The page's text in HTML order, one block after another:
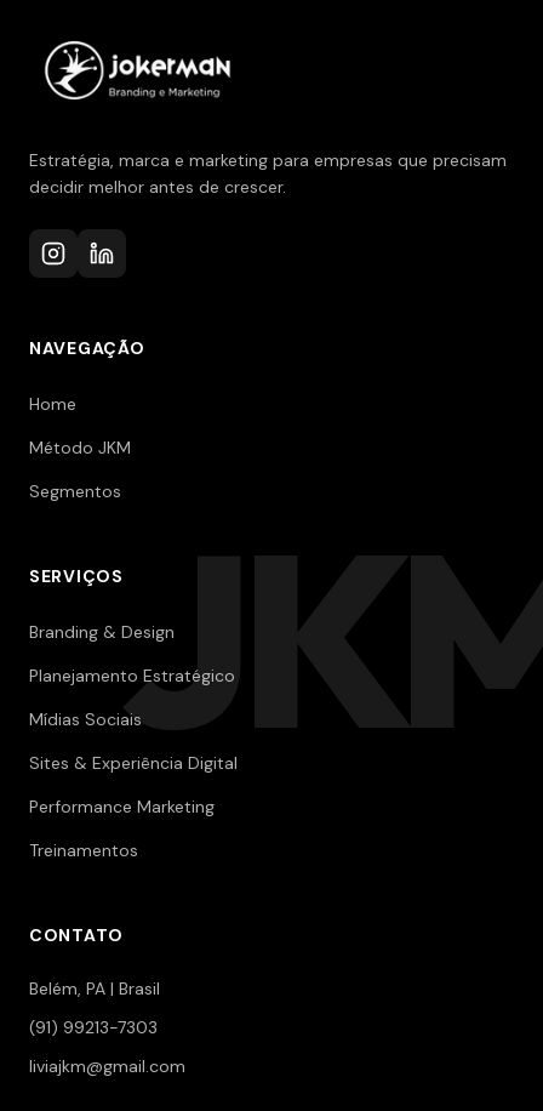
Estratégia, marca e marketing para empresas que precisam
decidir melhor antes de crescer.
NAVEGAÇÃO
Home
Método JKM
Segmentos
SERVIÇOS
Branding & Design
Planejamento Estratégico
Mídias Sociais
Sites & Experiência Digital
Performance Marketing
Treinamentos
CONTATO
Belém, PA | Brasil
(91) 99213-7303
liviajkm@gmail.com